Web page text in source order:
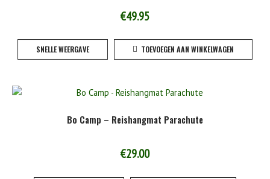
€49.95
SNELLE WEERGAVE TOEVOEGEN AAN WINKELWAGEN
Bo Camp – Reishangmat Parachute
€29.00